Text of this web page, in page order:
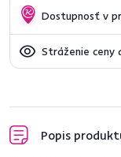
Dostupnosť v
Stráženie ceny
Popis